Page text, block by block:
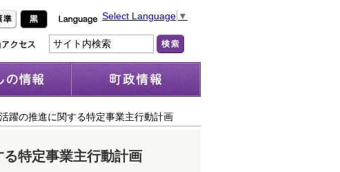
Select Language ▼
躍の推進に関する特定事業主行動計画
特定事業主行動計画